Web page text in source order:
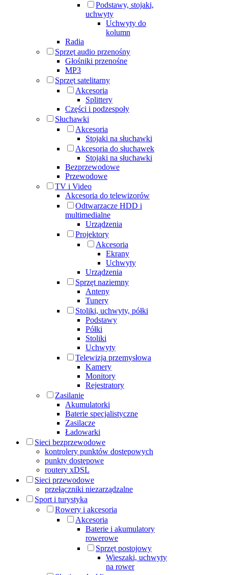
Podstawy, stojaki,
uchwyty
Uchwyty do
kolumn
Radia
Sprzęt audio przenośny
Głośniki przenośne
MP3
Sprzęt satelitarny
Akcesoria
Splittery
Części i podzespoły
Słuchawki
Akcesoria
Stojaki na słuchawki
Akcesoria do słuchawek
Stojaki na słuchawki
Bezprzewodowe
Przewodowe
TV i Video
Akcesoria do telewizorów
Odtwarzacze HDD i
multimedialne
Urządzenia
Projektory
Akcesoria
Ekrany
Uchwyty
Urządzenia
Sprzęt naziemny
Anteny
Tunery
Stoliki, uchwyty, półki
Podstawy
Półki
Stoliki
Uchwyty
Telewizja przemysłowa
Kamery
Monitory
Rejestratory
Zasilanie
Akumulatorki
Baterie specjalistyczne
Zasilacze
Ładowarki
Sieci bezprzewodowe
kontrolery punktów dostępowych
punkty dostępowe
routery xDSL
Sieci przewodowe
przełączniki niezarządzalne
Sport i turystyka
Rowery i akcesoria
Akcesoria
Baterie i akumulatory
rowerowe
Sprzęt postojowy
Wieszaki, uchwyty
na rower